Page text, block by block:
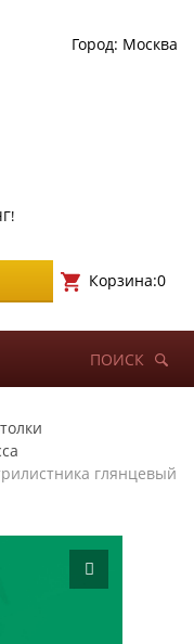
Город: Москва
Корзина:0
ПОИСК
глянцевый